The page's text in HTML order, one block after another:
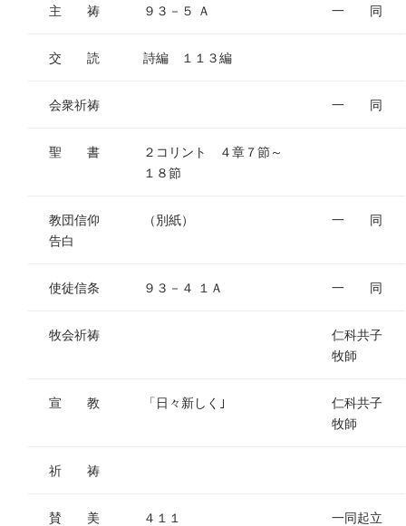
主 祷 ９３－５ Ａ 一 同
交 読 詩編 １１３編
会衆祈祷 一 同
聖 書
２コリント ４章７節～
１８節
教団信仰
告白
（別紙） 一 同
使徒信条 ９３－４ １Ａ 一 同
牧会祈祷
仁科共子
牧師
宣 教 「日々新しく｣
仁科共子
牧師
祈 祷
賛 美 ４１１ 一同起立